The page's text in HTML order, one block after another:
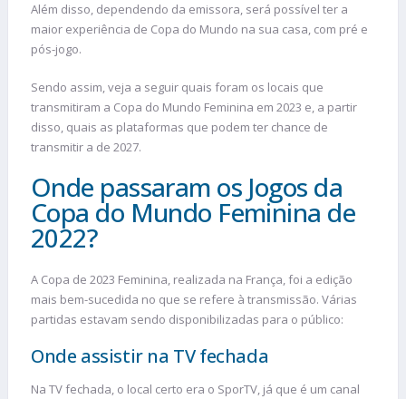
Além disso, dependendo da emissora, será possível ter a
maior experiência de Copa do Mundo na sua casa, com pré e
pós-jogo.
Sendo assim, veja a seguir quais foram os locais que
transmitiram a Copa do Mundo Feminina em 2023 e, a partir
disso, quais as plataformas que podem ter chance de
transmitir a de 2027.
Onde passaram os Jogos da
Copa do Mundo Feminina de
2022?
A Copa de 2023 Feminina, realizada na França, foi a edição
mais bem-sucedida no que se refere à transmissão. Várias
partidas estavam sendo disponibilizadas para o público:
Onde assistir na TV fechada
Na TV fechada, o local certo era o SporTV, já que é um canal